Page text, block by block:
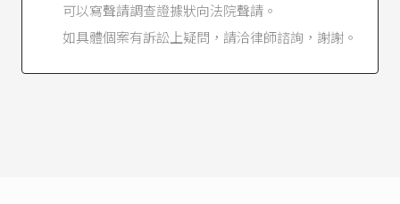
在其離職前三年內曾任職務之法院、檢察署、政
府機關（構）或公立學校執行律師職務。但其因
署、政府機關（構）或公立學校已滿三年者，不
可以寫聲請調查證據狀向法院聲請。
如具體個案有訴訟上疑問，請洽律師諮詢，謝謝。